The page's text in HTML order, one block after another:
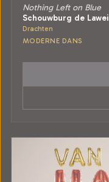
Nothing Left on Blue
Schouwburg de Lawei
Drachten
MODERNE DANS